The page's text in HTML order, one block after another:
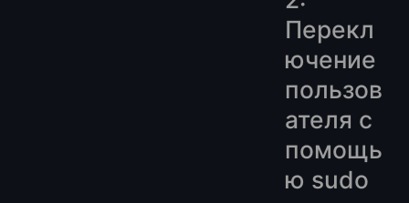
Перекл
ючение
пользов
ателя с
помощь
ю sudo